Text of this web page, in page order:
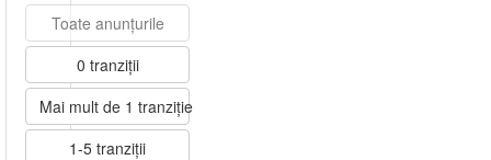
Toate anunțurile
0 tranziții
Mai mult de 1 tranziție
1-5 tranziții